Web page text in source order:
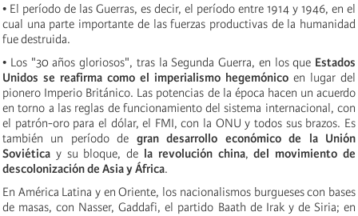
• El período de las Guerras, es decir, el período entre 1914 y 1946, en el
cual una parte importante de las fuerzas productivas de la humanidad
fue destruida.
• Los "30 años gloriosos", tras la Segunda Guerra, en los que Estados
Unidos se reafirma como el imperialismo hegemónico en lugar del
pionero Imperio Británico. Las potencias de la época hacen un acuerdo
en torno a las reglas de funcionamiento del sistema internacional, con
el patrón-oro para el dólar, el FMI, con la ONU y todos sus brazos. Es
también un período de gran desarrollo económico de la Unión
Soviética y su bloque, de la revolución china,del movimiento de
descolonización de Asia y África.
En América Latina y en Oriente, los nacionalismos burgueses con bases
de masas, con Nasser, Gaddafi, el partido Baath de Irak y de Siria; en